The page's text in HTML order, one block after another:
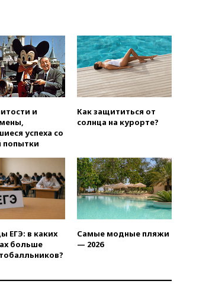
09:49
WSJ: Трамп «сходит с
ума» из-за сообщений в СМИ
об истощении боеприпасов у
США
09:36
Исландия и Черногория
состав Евросоюза
09:18
основополагающим
принципам ЕАЭС
09:06
Гендиректора
удмуртской «Ижавиа»
попросили уволиться
американец Гилман
находится при смерти
и
успеха со
попытки
Как защититься от
солнца на курорте?
ЕГЭ: в каких
больше
Самые модные пляжи
— 2026